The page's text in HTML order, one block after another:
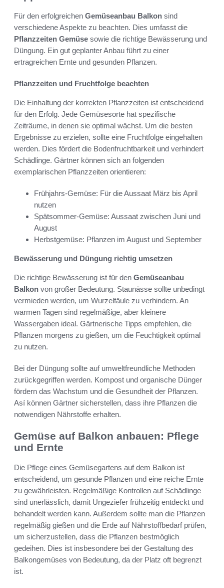
Für den erfolgreichen Gemüseanbau Balkon sind
verschiedene Aspekte zu beachten. Dies umfasst die
Pflanzzeiten Gemüse sowie die richtige Bewässerung und
Düngung. Ein gut geplanter Anbau führt zu einer
ertragreichen Ernte und gesunden Pflanzen.
Pflanzzeiten und Fruchtfolge beachten
Die Einhaltung der korrekten Pflanzzeiten ist entscheidend
für den Erfolg. Jede Gemüsesorte hat spezifische
Zeiträume, in denen sie optimal wächst. Um die besten
Ergebnisse zu erzielen, sollte eine Fruchtfolge eingehalten
werden. Dies fördert die Bodenfruchtbarkeit und verhindert
Schädlinge. Gärtner können sich an folgenden
exemplarischen Pflanzzeiten orientieren:
Frühjahrs-Gemüse: Für die Aussaat März bis April
nutzen
Spätsommer-Gemüse: Aussaat zwischen Juni und
August
Herbstgemüse: Pflanzen im August und September
Bewässerung und Düngung richtig umsetzen
Die richtige Bewässerung ist für den Gemüseanbau
Balkon von großer Bedeutung. Staunässe sollte unbedingt
vermieden werden, um Wurzelfäule zu verhindern. An
warmen Tagen sind regelmäßige, aber kleinere
Wassergaben ideal. Gärtnerische Tipps empfehlen, die
Pflanzen morgens zu gießen, um die Feuchtigkeit optimal
zu nutzen.
Bei der Düngung sollte auf umweltfreundliche Methoden
zurückgegriffen werden. Kompost und organische Dünger
fördern das Wachstum und die Gesundheit der Pflanzen.
Así können Gärtner sicherstellen, dass ihre Pflanzen die
notwendigen Nährstoffe erhalten.
Gemüse auf Balkon anbauen: Pflege
und Ernte
Die Pflege eines Gemüsegartens auf dem Balkon ist
entscheidend, um gesunde Pflanzen und eine reiche Ernte
zu gewährleisten. Regelmäßige Kontrollen auf Schädlinge
sind unerlässlich, damit Ungeziefer frühzeitig entdeckt und
behandelt werden kann. Außerdem sollte man die Pflanzen
regelmäßig gießen und die Erde auf Nährstoffbedarf prüfen,
um sicherzustellen, dass die Pflanzen bestmöglich
gedeihen. Dies ist insbesondere bei der Gestaltung des
Balkongemüses von Bedeutung, da der Platz oft begrenzt
ist.